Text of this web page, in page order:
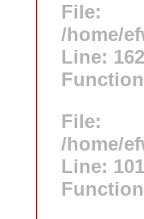
File:
/home/
Line:
File:
/home/
Line: